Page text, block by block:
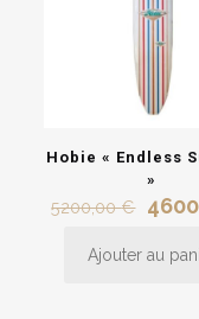
Hobie « Endless
»
5200,00€
Le
initial
était :
Ajouter au